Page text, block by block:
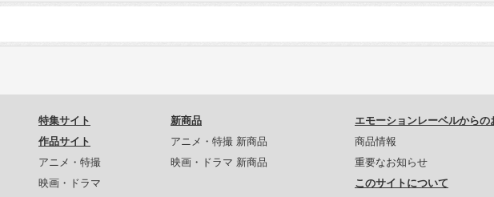
特集サイト
作品サイト
アニメ・特撮
映画・ドラマ
新商品
アニメ・特撮 新商品
映画・ドラマ 新商品
エモーションレーベルからの
商品情報
重要なお知らせ
このサイトについて